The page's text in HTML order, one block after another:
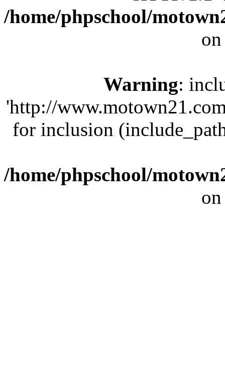
/home/phpschool/
Warning:
'http://
for inclusion
/home/phpschool/